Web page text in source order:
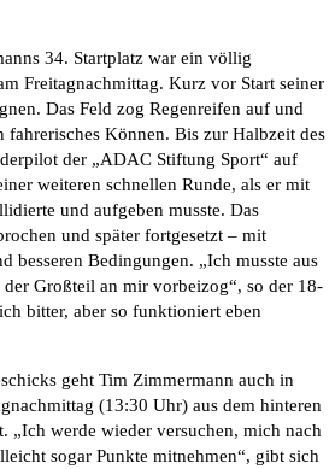
34. Startplatz war ein völlig
Freitagnachmittag. Kurz vor Start seiner
Das Feld zog Regenreifen auf und
fahrerisches Können. Bis zur Halbzeit des
der „ADAC Stiftung Sport“ auf
weiteren schnellen Runde, als er mit
und aufgeben musste. Das
und später fortgesetzt – mit
besseren Bedingungen. „Ich musste aus
Großteil an mir vorbeizog“, so der 18-
bitter, aber so funktioniert eben
geht Tim Zimmermann auch in
(13:30 Uhr) aus dem hinteren
„Ich werde wieder versuchen, mich nach
sogar Punkte mitnehmen“, gibt sich